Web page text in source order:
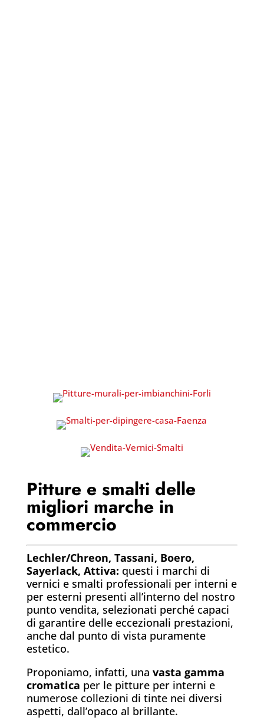
Pitture e smalti delle
migliori marche in
commercio
Lechler/Chreon, Tassani, Boero,
Sayerlack, Attiva: questi i marchi di
vernici e smalti professionali per interni e
per esterni presenti all’interno del nostro
punto vendita, selezionati perché capaci
di garantire delle eccezionali prestazioni,
anche dal punto di vista puramente
estetico.
Proponiamo, infatti, una vasta gamma
cromatica per le pitture per interni e
numerose collezioni di tinte nei diversi
aspetti, dall’opaco al brillante.